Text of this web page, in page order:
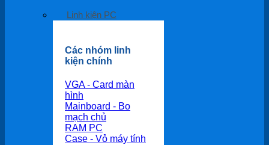
Linh kiện PC
Các nhóm linh
kiện chính
VGA - Card màn
hình
Mainboard - Bo
mạch chủ
RAM PC
Case - Vỏ máy tính